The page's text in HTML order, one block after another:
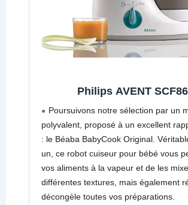
Philips AVENT
Poursuivons notre sélection par un
polyvalent, proposé à un excellent
: le Béaba BabyCook Original.
un, ce robot cuiseur pour bébé vous
vos aliments à la vapeur et de les
différentes textures, mais également
décongèle toutes vos préparations.